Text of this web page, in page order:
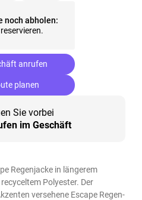
noch abholen:
anrufen
planen
Sie vorbei
im Geschäft
Regenjacke in längerem
Polyester. Der
versehene Escape Regen-